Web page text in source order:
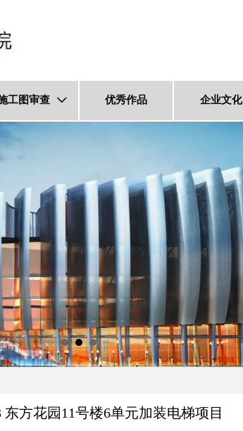
工图审查  优秀作品 企业文化
东方花园11号楼6单元加装电梯项目